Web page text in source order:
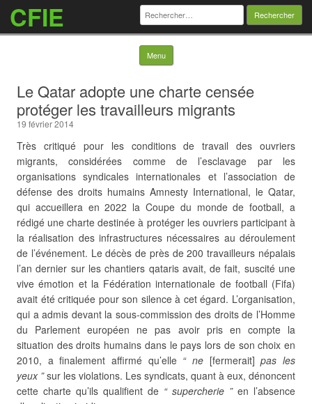
CFIE Rechercher :
Menu Skip to content
Le Qatar adopte une charte censée
protéger les travailleurs migrants
19 février 2014
Très critiqué pour les conditions de travail des ouvriers
migrants, considérées comme de l’esclavage par les
organisations syndicales internationales et l’association de
défense des droits humains Amnesty International, le Qatar,
qui accueillera en 2022 la Coupe du monde de football, a
rédigé une charte destinée à protéger les ouvriers participant à
la réalisation des infrastructures nécessaires au déroulement
de l’événement. Le décès de près de 200 travailleurs népalais
l’an dernier sur les chantiers qataris avait, de fait, suscité une
vive émotion et la Fédération internationale de football (Fifa)
avait été critiquée pour son silence à cet égard. L’organisation,
qui a admis devant la sous-commission des droits de l’Homme
du Parlement européen ne pas avoir pris en compte la
situation des droits humains dans le pays lors de son choix en
2010, a finalement affirmé qu’elle “ ne [fermerait] pas les
yeux ”sur les violations. Les syndicats, quant à eux, dénoncent
cette charte qu’ils qualifient de “ supercherie ”en l’absence